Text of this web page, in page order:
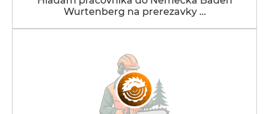
Wurtenberg na prerezavky …